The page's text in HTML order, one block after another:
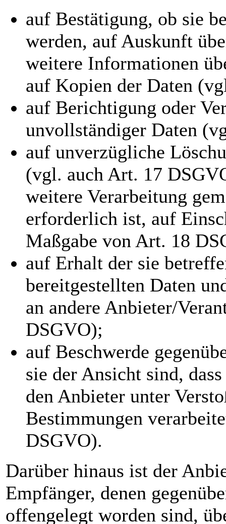
auf Bestätigung, ob sie
werden, auf Auskunft
weitere Informationen
auf Kopien der Daten
auf Berichtigung oder
unvollständiger Daten
auf unverzügliche
(vgl. auch Art. 17
weitere Verarbeitung
erforderlich ist, auf
Maßgabe von Art. 18
auf Erhalt der sie
bereitgestellten Daten
an andere Anbieter/
DSGVO);
auf Beschwerde
sie der Ansicht sind,
den Anbieter unter
Bestimmungen
DSGVO).
Darüber hinaus ist der
Empfänger, denen
offengelegt worden sind,